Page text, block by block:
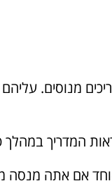
מנוסים.
המדריך במהלך
אם אתה מנסה